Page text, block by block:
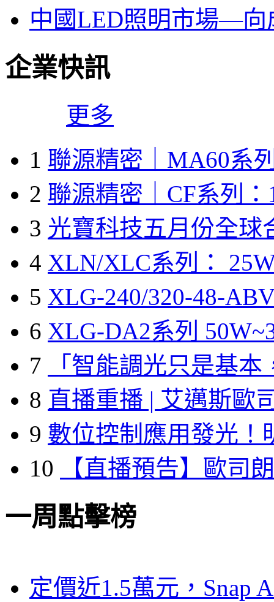
中國LED照明市場—向
企業快訊
更多
1 聯源精密｜MA60系
2 聯源精密｜CF系列：
3 光寶科技五月份全球
4 XLN/XLC系列：
5 XLG-240/320-48-
6 XLG-DA2系列
7
「智能調光只是基本
8 直播重播 | 艾邁斯歐
9 數位控制應用發光！
10
【直播預告】歐司
一周點擊榜
定價近1.5萬元，Snap